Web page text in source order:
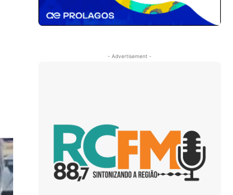
- Advertisement -